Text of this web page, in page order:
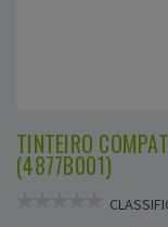
TINTEIRO
(4877B001)